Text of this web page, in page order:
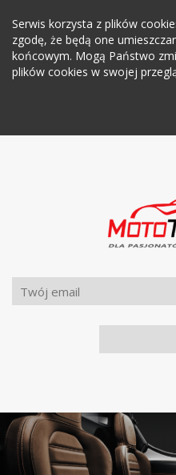
Serwis korzysta z plików
zgodę, że będą one
końcowym. Mogą Państwo
plików cookies w swojej